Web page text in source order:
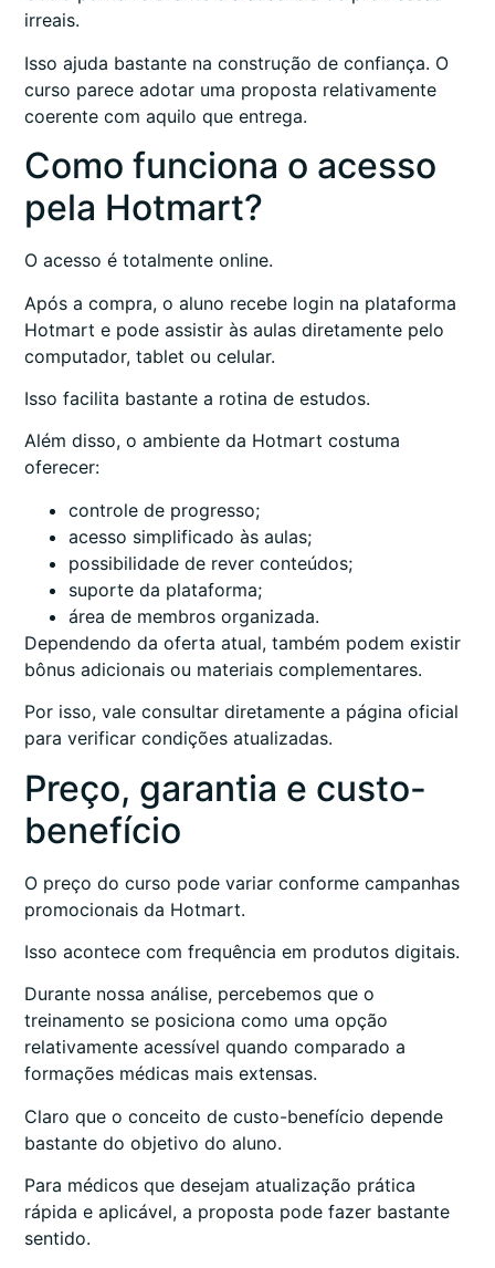
irreais.
Isso ajuda bastante na construção de confiança. O
curso parece adotar uma proposta relativamente
coerente com aquilo que entrega.
Como funciona o acesso
pela Hotmart?
O acesso é totalmente online.
Após a compra, o aluno recebe login na plataforma
Hotmart e pode assistir às aulas diretamente pelo
computador, tablet ou celular.
Isso facilita bastante a rotina de estudos.
Além disso, o ambiente da Hotmart costuma
oferecer:
controle de progresso;
acesso simplificado às aulas;
possibilidade de rever conteúdos;
suporte da plataforma;
área de membros organizada.
Dependendo da oferta atual, também podem existir
bônus adicionais ou materiais complementares.
Por isso, vale consultar diretamente a página oficial
para verificar condições atualizadas.
Preço, garantia e custo-
benefício
O preço do curso pode variar conforme campanhas
promocionais da Hotmart.
Isso acontece com frequência em produtos digitais.
Durante nossa análise, percebemos que o
treinamento se posiciona como uma opção
relativamente acessível quando comparado a
formações médicas mais extensas.
Claro que o conceito de custo-benefício depende
bastante do objetivo do aluno.
Para médicos que desejam atualização prática
rápida e aplicável, a proposta pode fazer bastante
sentido.